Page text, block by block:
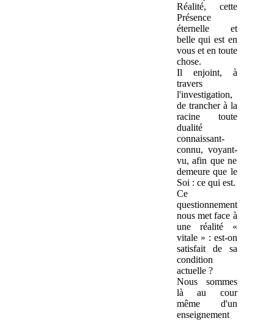
Réalité, cette
Présence
éternelle et
belle qui est en
vous et en toute
chose.
Il enjoint, à
travers
l'investigation,
de trancher à la
racine toute
dualité
connaissant-
connu, voyant-
vu, afin que ne
demeure que le
Soi : ce qui est.
Ce
questionnement
nous met face à
une réalité «
vitale » : est-on
satisfait de sa
condition
actuelle ?
Nous sommes
là au cour
même d'un
enseignement